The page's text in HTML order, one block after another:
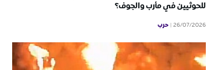
للحوثيين في مأرب والجوف؟
26/07/2026 حرب